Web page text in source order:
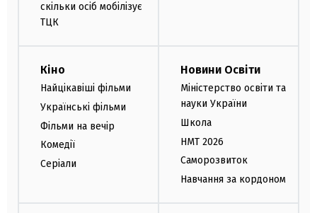
скільки осіб мобілізує
ТЦК
Кіно
Найцікавіші фільми
Українські фільми
Фільми на вечір
Комедії
Серіали
Новини Освіти
Міністерство освіти та
науки України
Школа
НМТ 2026
Саморозвиток
Навчання за кордоном